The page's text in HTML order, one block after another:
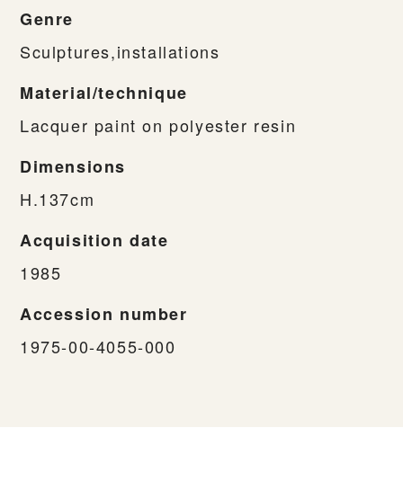
Genre
Sculptures,installations
Material/technique
Lacquer paint on polyester resin
Dimensions
H.137cm
Acquisition date
1985
Accession number
1975-00-4055-000